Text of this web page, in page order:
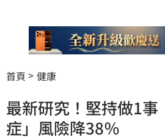
首頁 健康
最新研究！堅持做1
症」風險降38％